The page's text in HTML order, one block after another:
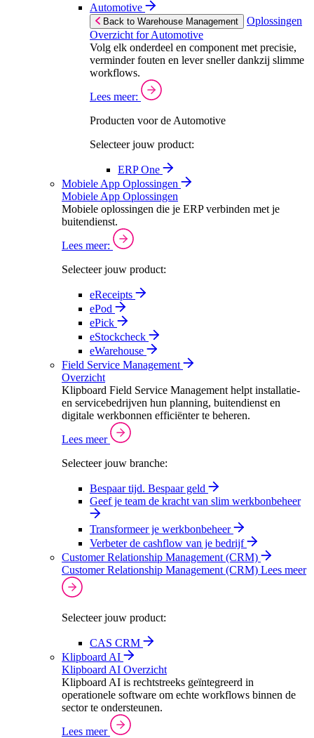
Automotive
Back to Warehouse Management
Oplossingen
Overzicht for Automotive
Volg elk onderdeel en component met precisie,
verminder fouten en lever sneller dankzij slimme
workflows.
Lees meer:
Producten voor de Automotive
Selecteer jouw product:
ERP One
Mobiele App Oplossingen
Mobiele App Oplossingen
Mobiele oplossingen die je ERP verbinden met je
buitendienst.
Lees meer:
Selecteer jouw product:
eReceipts
ePod
ePick
eStockcheck
eWarehouse
Field Service Management
Overzicht
Klipboard Field Service Management helpt installatie-
en servicebedrijven hun planning, buitendienst en
digitale werkbonnen efficiënter te beheren.
Lees meer
Selecteer jouw branche:
Bespaar tijd. Bespaar geld
Geef je team de kracht van slim werkbonbeheer
Transformeer je werkbonbeheer
Verbeter de cashflow van je bedrijf
Customer Relationship Management (CRM)
Customer Relationship Management (CRM) Lees meer
Selecteer jouw product:
CAS CRM
Klipboard AI
Klipboard AI Overzicht
Klipboard AI is rechtstreeks geïntegreerd in
operationele software om echte workflows binnen de
sector te ondersteunen.
Lees meer